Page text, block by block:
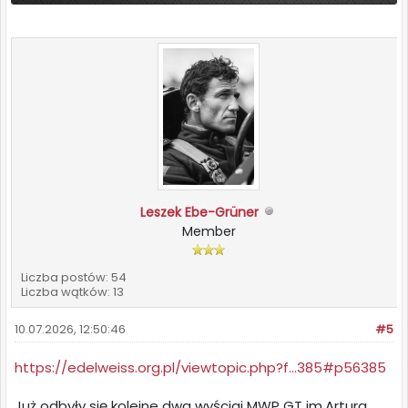
Leszek Ebe-Grüner
Member
Liczba postów: 54
Liczba wątków: 13
#5
10.07.2026, 12:50:46
https://edelweiss.org.pl/viewtopic.php?f...385#p56385